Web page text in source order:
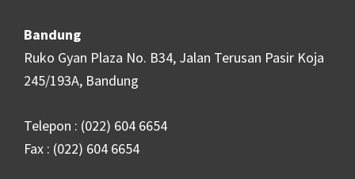
Bandung
Ruko Gyan Plaza No. B34, Jalan Terusan Pasir Koja
245/193A, Bandung
Telepon : (022) 604 6654
Fax : (022) 604 6654